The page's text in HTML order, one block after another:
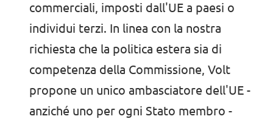
commerciali, imposti dall'UE a paesi o
individui terzi. In linea con la nostra
richiesta che la politica estera sia di
competenza della Commissione, Volt
propone un unico ambasciatore dell'UE -
anziché uno per ogni Stato membro -